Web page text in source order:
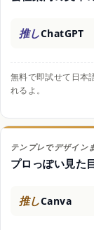
推しChatGPT
無料で即試せて日本
れるよ。
テンプレでデザイン
プロっぽい見た
推しCanva